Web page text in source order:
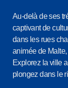
Au-delà de ses
captivant de
dans les rues
animée de
Explorez la ville
plongez dans le